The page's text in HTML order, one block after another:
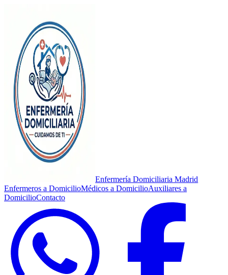
Enfermería Domiciliaria Madrid
Enfermeros a DomicilioMédicos a DomicilioAuxiliares a
DomicilioContacto